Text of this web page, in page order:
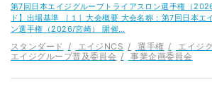
第7回日本エイジグループトライアスロン選手権（
ド】出場基準 ［１］大会概要 大会名称：第7回日本エ
ン選手権（2026/宮崎） 開催…
スタンダード エイジNCS 選手権 エイジ
エイジグループ普及委員会
事業企画委員会